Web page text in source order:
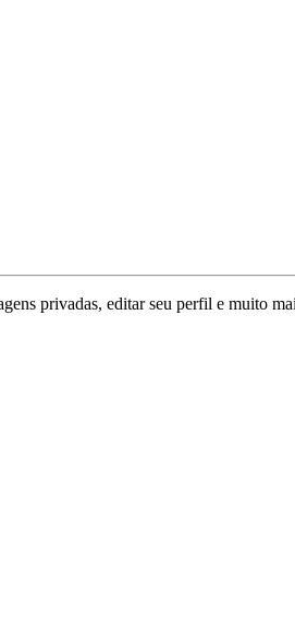
privadas, editar seu perfil e muito